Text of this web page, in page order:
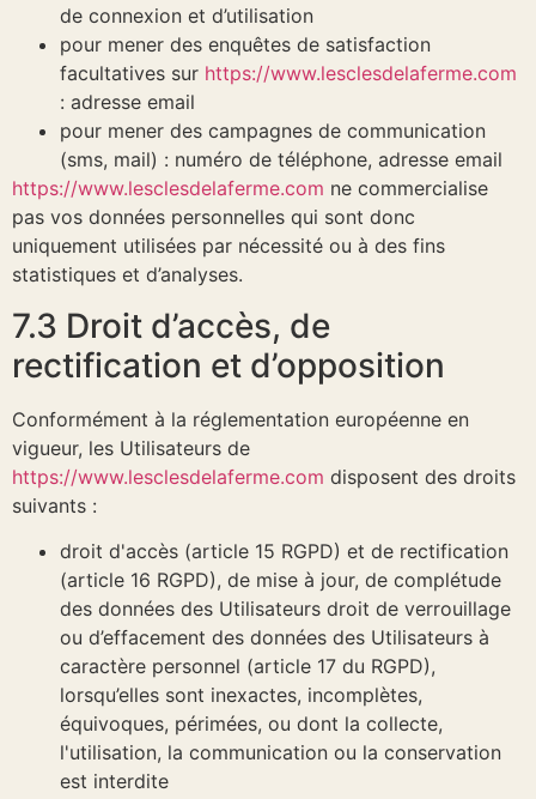
de connexion et d’utilisation
pour mener des enquêtes de satisfaction
facultatives sur https://www.lesclesdelaferme.com
: adresse email
pour mener des campagnes de communication
(sms, mail) : numéro de téléphone, adresse email
https://www.lesclesdelaferme.com ne commercialise
pas vos données personnelles qui sont donc
uniquement utilisées par nécessité ou à des fins
statistiques et d’analyses.
7.3 Droit d’accès, de
rectification et d’opposition
Conformément à la réglementation européenne en
vigueur, les Utilisateurs de
https://www.lesclesdelaferme.com disposent des droits
suivants :
droit d'accès (article 15 RGPD) et de rectification
(article 16 RGPD), de mise à jour, de complétude
des données des Utilisateurs droit de verrouillage
ou d’effacement des données des Utilisateurs à
caractère personnel (article 17 du RGPD),
lorsqu’elles sont inexactes, incomplètes,
équivoques, périmées, ou dont la collecte,
l'utilisation, la communication ou la conservation
est interdite